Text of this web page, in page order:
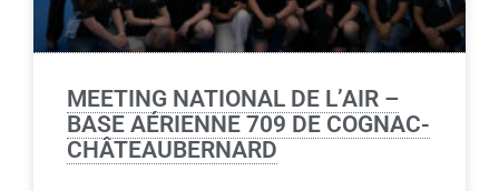
MEETING NATIONAL DE L’AIR –
BASE AÉRIENNE 709 DE COGNAC-
CHÂTEAUBERNARD